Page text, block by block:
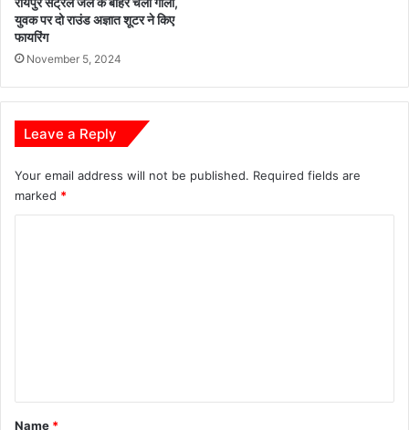
युवक पर दो राउंड अज्ञात शूटर ने किए
फायरिंग
November 5, 2024
Leave a Reply
Your email address will not be published. Required fields are
marked *
*
Name *